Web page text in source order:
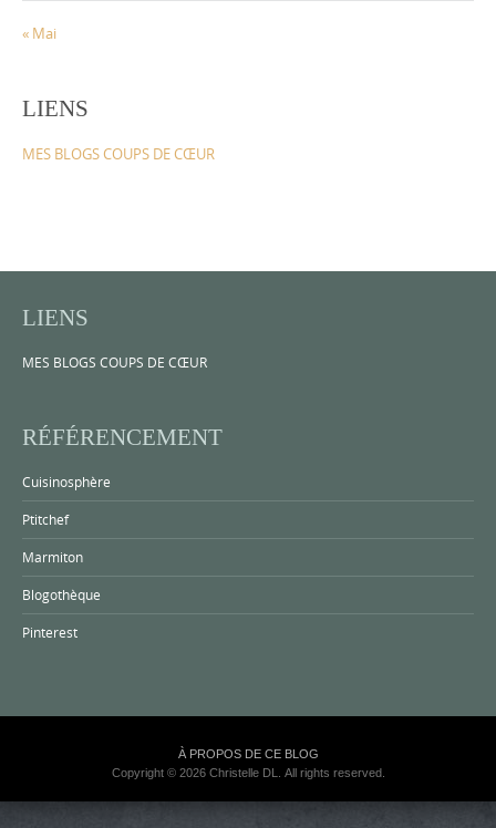
« Mai
LIENS
MES BLOGS COUPS DE CŒUR
LIENS
MES BLOGS COUPS DE CŒUR
RÉFÉRENCEMENT
Cuisinosphère
Ptitchef
Marmiton
Blogothèque
Pinterest
À PROPOS DE CE BLOG
Copyright © 2026 Christelle DL. All rights reserved.